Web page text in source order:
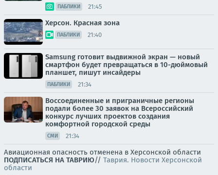
ПАБЛИКИ 21:45
Херсон. Красная зона
ПАБЛИКИ 21:40
Samsung готовит выдвижной экран — новый
смартфон будет превращаться в 10-дюймовый
планшет, пишут инсайдеры
ПАБЛИКИ 21:34
Воссоединенные и приграничные регионы
подали более 30 заявок на Всероссийский
конкурс лучших проектов создания
комфортной городской среды
СМИ 21:34
Авиационная опасность отменена в Херсонской области
ПОДПИСАТЬСЯ НА ТАВРИЮ// Таврия. Новости Херсонской
области